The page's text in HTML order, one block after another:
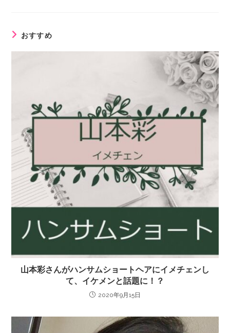
おすすめ
山本彩さんがハンサムショートヘアにイメチェンし
て、イケメンと話題に！？
2020年9月15日